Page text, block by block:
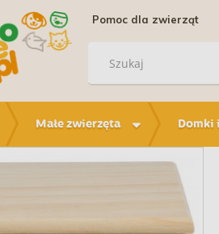
Pomoc dla zwierząt
Małe zwierzęta Domki